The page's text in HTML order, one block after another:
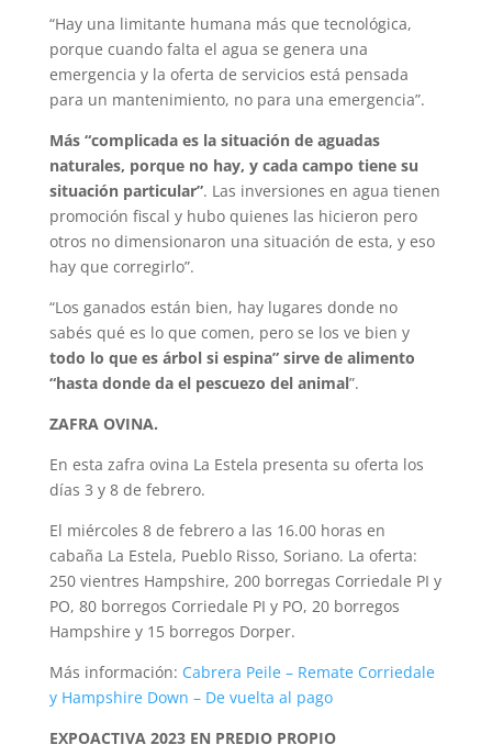
“Hay una limitante humana más que tecnológica,
porque cuando falta el agua se genera una
emergencia y la oferta de servicios está pensada
para un mantenimiento, no para una emergencia”.
Más “complicada es la situación de aguadas
naturales, porque no hay, y cada campo tiene su
situación particular”. Las inversiones en agua tienen
promoción fiscal y hubo quienes las hicieron pero
otros no dimensionaron una situación de esta, y eso
hay que corregirlo”.
“Los ganados están bien, hay lugares donde no
sabés qué es lo que comen, pero se los ve bien y
todo lo que es árbol si espina” sirve de alimento
“hasta donde da el pescuezo del animal”.
ZAFRA OVINA.
En esta zafra ovina La Estela presenta su oferta los
días 3 y 8 de febrero.
El miércoles 8 de febrero a las 16.00 horas en
cabaña La Estela, Pueblo Risso, Soriano. La oferta:
250 vientres Hampshire, 200 borregas Corriedale PI y
PO, 80 borregos Corriedale PI y PO, 20 borregos
Hampshire y 15 borregos Dorper.
Más información: Cabrera Peile – Remate Corriedale
y Hampshire Down – De vuelta al pago
EXPOACTIVA 2023 EN PREDIO PROPIO